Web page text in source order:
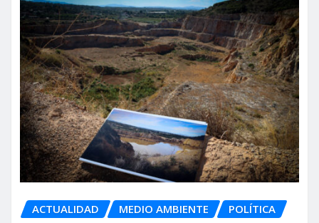
ACTUALIDAD MEDIO AMBIENTE POLÍTICA